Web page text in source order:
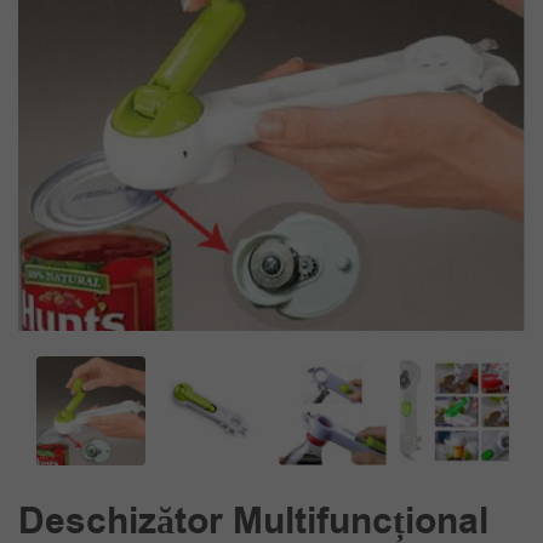
Deschizător Multifuncțional